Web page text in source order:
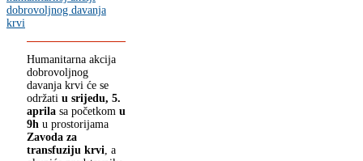
Humanitarna akcija
dobrovoljnog
davanja krvi će se
održati u srijedu, 5.
aprila sa početkom u
9h u prostorijama
Zavoda za
transfuziju krvi , a